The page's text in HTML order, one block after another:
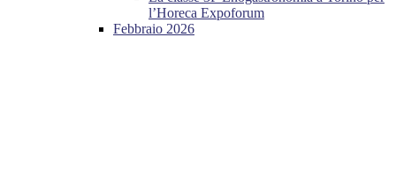
l’Horeca Expoforum
Febbraio 2026